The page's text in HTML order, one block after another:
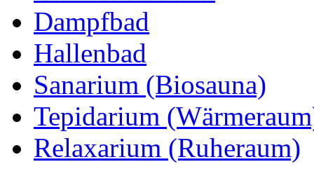
Dampfbad
Hallenbad
Sanarium (Biosauna)
Tepidarium
Relaxarium (Ruheraum)